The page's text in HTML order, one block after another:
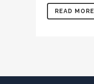
READ MORE